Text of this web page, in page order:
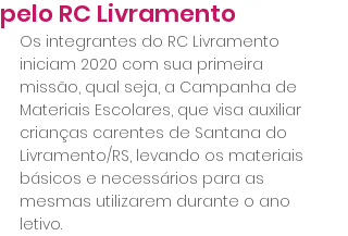
pelo RC Livramento
Os integrantes do RC Livramento
iniciam 2020 com sua primeira
missão, qual seja, a Campanha de
Materiais Escolares, que visa auxiliar
crianças carentes de Santana do
Livramento/RS, levando os materiais
básicos e necessários para as
mesmas utilizarem durante o ano
letivo.